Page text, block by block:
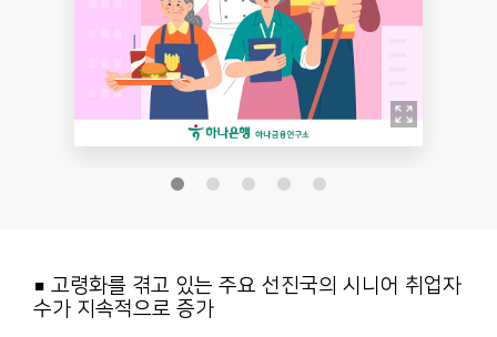
■ 고령화를 겪고 있는 주요 선진국의 시니어 취업자
수가 지속적으로 증가